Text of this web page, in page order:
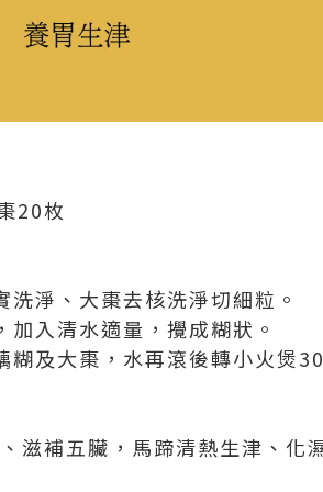
20枚
、大棗去核洗淨切細粒。
清水適量，攪成糊狀。
大棗，水再滾後轉小火煲30
滋補五臟，馬蹄清熱生津、化